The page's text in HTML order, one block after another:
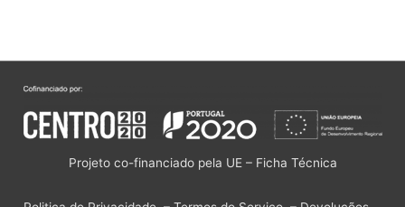
Projeto co-financiado pela UE – Ficha Técnica